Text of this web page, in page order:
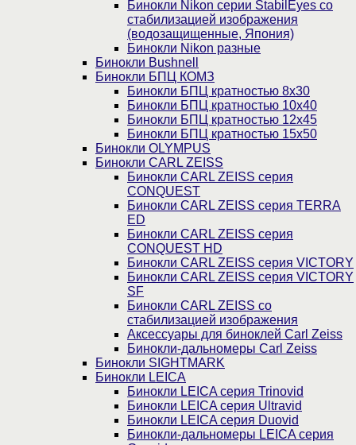
Бинокли Nikon серии StabilEyes со
стабилизацией изображения
(водозащищенные, Япония)
Бинокли Nikon разные
Бинокли Bushnell
Бинокли БПЦ КОМЗ
Бинокли БПЦ кратностью 8х30
Бинокли БПЦ кратностью 10х40
Бинокли БПЦ кратностью 12х45
Бинокли БПЦ кратностью 15х50
Бинокли OLYMPUS
Бинокли CARL ZEISS
Бинокли CARL ZEISS серия
CONQUEST
Бинокли CARL ZEISS серия TERRA
ED
Бинокли CARL ZEISS серия
CONQUEST HD
Бинокли CARL ZEISS серия VICTORY
Бинокли CARL ZEISS серия VICTORY
SF
Бинокли CARL ZEISS со
стабилизацией изображения
Аксессуары для биноклей Carl Zeiss
Бинокли-дальномеры Carl Zeiss
Бинокли SIGHTMARK
Бинокли LEICA
Бинокли LEICA серия Trinovid
Бинокли LEICA серия Ultravid
Бинокли LEICA серия Duovid
Бинокли-дальномеры LEICA серия